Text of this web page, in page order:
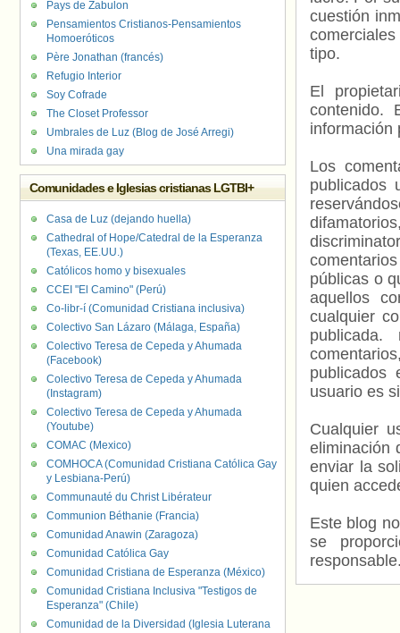
cuestión
tipo.
El
contenido.
información
Los
publicados
públicas o
aquellos
cualquier
usuario es
Cualquier
eliminación
enviar la
quien
Este blog
se
Pays de Zabulon
Pensamientos Cristianos-Pensamientos
Homoeróticos
Père Jonathan (francés)
Refugio Interior
Soy Cofrade
The Closet Professor
Umbrales de Luz (Blog de José Arregi)
Una mirada gay
Comunidades e Iglesias cristianas LGTBI+
Casa de Luz (dejando huella)
Cathedral of Hope/Catedral de la Esperanza
(Texas, EE.UU.)
Católicos homo y bisexuales
CCEI "El Camino" (Perú)
Co-libr-í (Comunidad Cristiana inclusiva)
Colectivo San Lázaro (Málaga, España)
Colectivo Teresa de Cepeda y Ahumada
(Facebook)
Colectivo Teresa de Cepeda y Ahumada
(Instagram)
Colectivo Teresa de Cepeda y Ahumada
(Youtube)
COMAC (Mexico)
COMHOCA (Comunidad Cristiana Católica Gay
y Lesbiana-Perú)
Communauté du Christ Libérateur
Communion Béthanie (Francia)
Comunidad Anawin (Zaragoza)
Comunidad Católica Gay
Comunidad Cristiana de Esperanza (México)
Comunidad Cristiana Inclusiva "Testigos de
Esperanza" (Chile)
Comunidad de la Diversidad (Iglesia Luterana